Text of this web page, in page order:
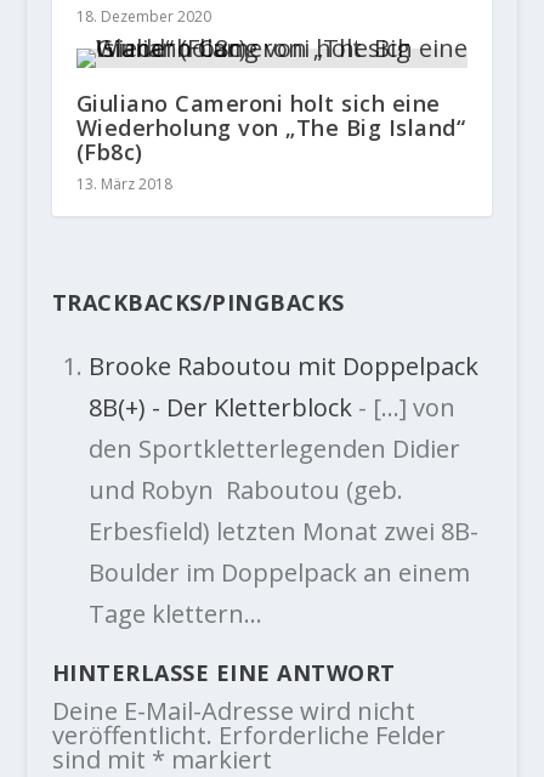
18. Dezember 2020
Giuliano Cameroni holt sich eine
Wiederholung von „The Big Island“
(Fb8c)
13. März 2018
TRACKBACKS/PINGBACKS
Brooke Raboutou mit Doppelpack
8B(+) - Der Kletterblock- […] von
den Sportkletterlegenden Didier
und Robyn Raboutou (geb.
Erbesfield) letzten Monat zwei 8B-
Boulder im Doppelpack an einem
Tage klettern…
HINTERLASSE EINE ANTWORT
Deine E-Mail-Adresse wird nicht
veröffentlicht. Erforderliche Felder
sind mit * markiert